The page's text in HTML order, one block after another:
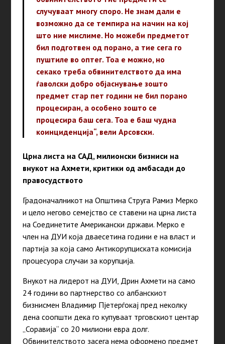
случуваат многу споро. Не знам дали е
возможно да се темпира на начин на кој
што ние мислиме. Но можеби предметот
бил подготвен од порано, а тие сега го
пуштиле во оптег. Тоа е можно, но
секако треба обвинителството да има
ѓаволски добро објаснување зошто
предмет стар пет години не бил порано
процесиран, а особено зошто се
процесира баш сега. Тоа е баш чудна
коинциденција“, вели Арсовски.
Црна листа на САД, милионски бизниси на
внукот на Ахмети, критики од амбасади до
правосудството
Градоначалникот на Општина Струга Рамиз Мерко
и цело негово семејство се ставени на црна листа
на Соединетите Американски држави. Мерко е
член на ДУИ која дваесетина години е на власт и
партија за која само Антикорупциската комисија
процесуора случаи за корупција.
Внукот на лидерот на ДУИ, Дрин Ахмети на само
24 години во партнерство со албанскиот
бизнисмен Владимир Пјетерѓокај пред неколку
дена соопшти дека го купуваат трговскиот центар
„Соравија“ со 20 милиони евра долг.
Обвинителството засега нема оформено предмет